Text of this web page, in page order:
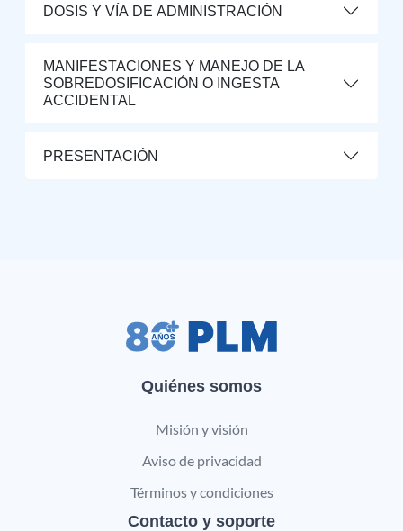
DOSIS Y VÍA DE ADMINISTRACIÓN
MANIFESTACIONES Y MANEJO DE LA
SOBREDOSIFICACIÓN O INGESTA
ACCIDENTAL
PRESENTACIÓN
Quiénes somos
Misión y visión
Aviso de privacidad
Términos y condiciones
Contacto y soporte